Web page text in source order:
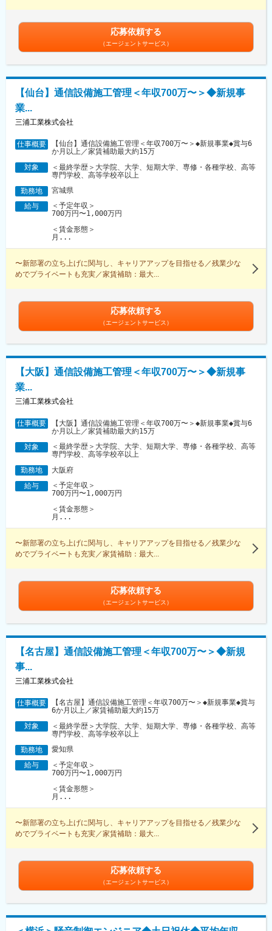
応募依頼する
（エージェントサービス）
【仙台】通信設備施工管理＜年収700万〜＞◆新規事
業...
三浦工業株式会社
仕事概要
【仙台】通信設備施工管理＜年収700万〜＞◆新規事業◆賞与6
か月以上／家賃補助最大約15万
対象
＜最終学歴＞大学院、大学、短期大学、専修・各種学校、高等
専門学校、高等学校卒以上
勤務地
宮城県
給与
＜予定年収＞
700万円〜1,000万円
＜賃金形態＞
月...
〜新部署の立ち上げに関与し、キャリアアップを目指せる／残業少な
めでプライベートも充実／家賃補助：最大...
応募依頼する
（エージェントサービス）
【大阪】通信設備施工管理＜年収700万〜＞◆新規事
業...
三浦工業株式会社
仕事概要
【大阪】通信設備施工管理＜年収700万〜＞◆新規事業◆賞与6
か月以上／家賃補助最大約15万
対象
＜最終学歴＞大学院、大学、短期大学、専修・各種学校、高等
専門学校、高等学校卒以上
勤務地
大阪府
給与
＜予定年収＞
700万円〜1,000万円
＜賃金形態＞
月...
〜新部署の立ち上げに関与し、キャリアアップを目指せる／残業少な
めでプライベートも充実／家賃補助：最大...
応募依頼する
（エージェントサービス）
【名古屋】通信設備施工管理＜年収700万〜＞◆新規
事...
三浦工業株式会社
仕事概要
【名古屋】通信設備施工管理＜年収700万〜＞◆新規事業◆賞与
6か月以上／家賃補助最大約15万
対象
＜最終学歴＞大学院、大学、短期大学、専修・各種学校、高等
専門学校、高等学校卒以上
勤務地
愛知県
給与
＜予定年収＞
700万円〜1,000万円
＜賃金形態＞
月...
〜新部署の立ち上げに関与し、キャリアアップを目指せる／残業少な
めでプライベートも充実／家賃補助：最大...
応募依頼する
（エージェントサービス）